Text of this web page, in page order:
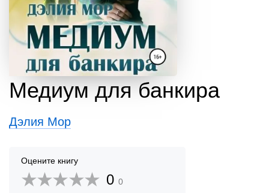
Медиум для банкира
Дэлия Мор
Оцените книгу
0 0